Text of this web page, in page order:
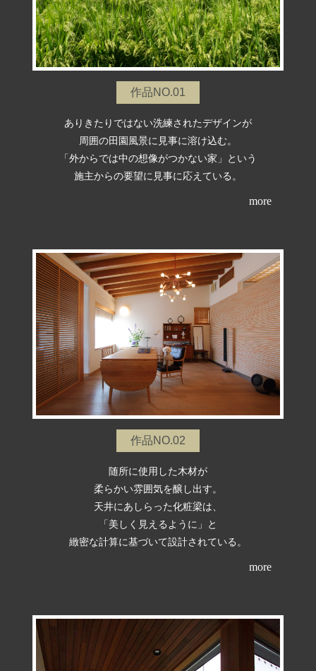
作品NO.01
ありきたりではない洗練されたデザインが
周囲の田園風景に見事に溶け込む。
「外からでは中の想像がつかない家」という
施主からの要望に見事に応えている。
more
作品NO.02
随所に使用した木材が
柔らかい雰囲気を醸し出す。
天井にあしらった化粧梁は、
「美しく見えるように」と
緻密な計算に基づいて設計されている。
more